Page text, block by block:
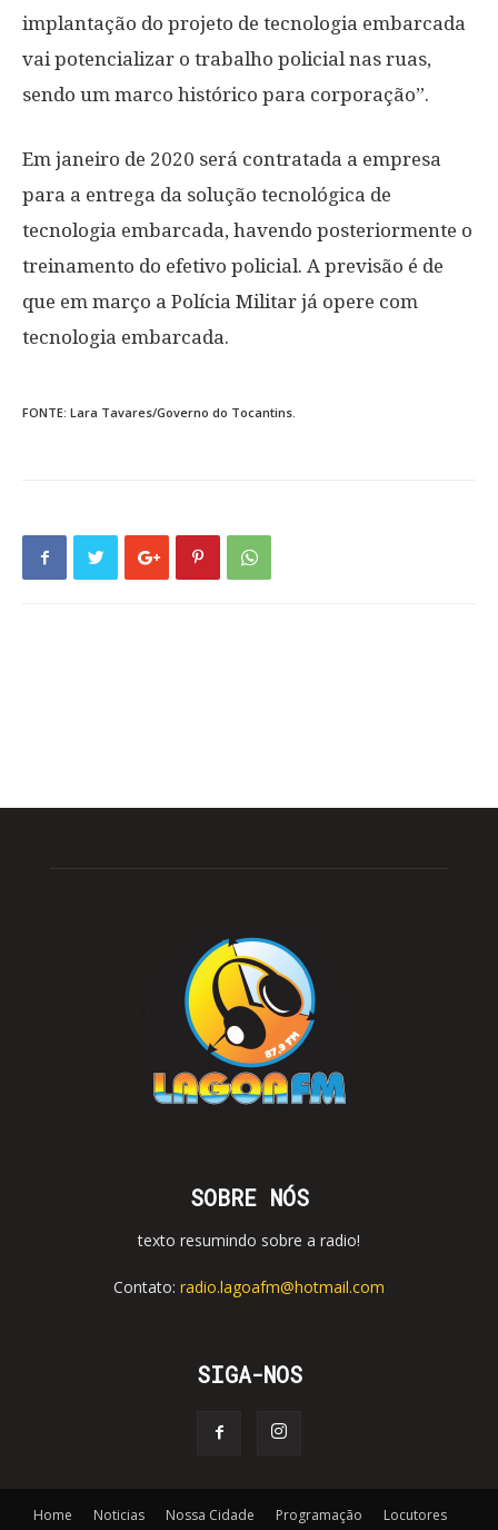
implantação do projeto de tecnologia embarcada
vai potencializar o trabalho policial nas ruas,
sendo um marco histórico para corporação”.
Em janeiro de 2020 será contratada a empresa
para a entrega da solução tecnológica de
tecnologia embarcada, havendo posteriormente o
treinamento do efetivo policial. A previsão é de
que em março a Polícia Militar já opere com
tecnologia embarcada.
FONTE: Lara Tavares/Governo do Tocantins.
SOBRE NÓS
texto resumindo sobre a radio!
Contato: radio.lagoafm@hotmail.com
SIGA-NOS
Home Noticias Nossa Cidade Programação
Locutores